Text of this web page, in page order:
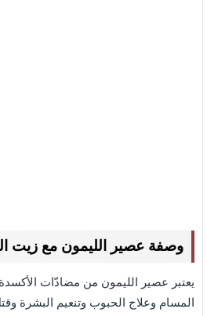
وصفة عصير الليمون مع زيت
يعتبر عصير الليمون من مضادّات
المسام وعلاج الحبوب وتنعيم البشرة